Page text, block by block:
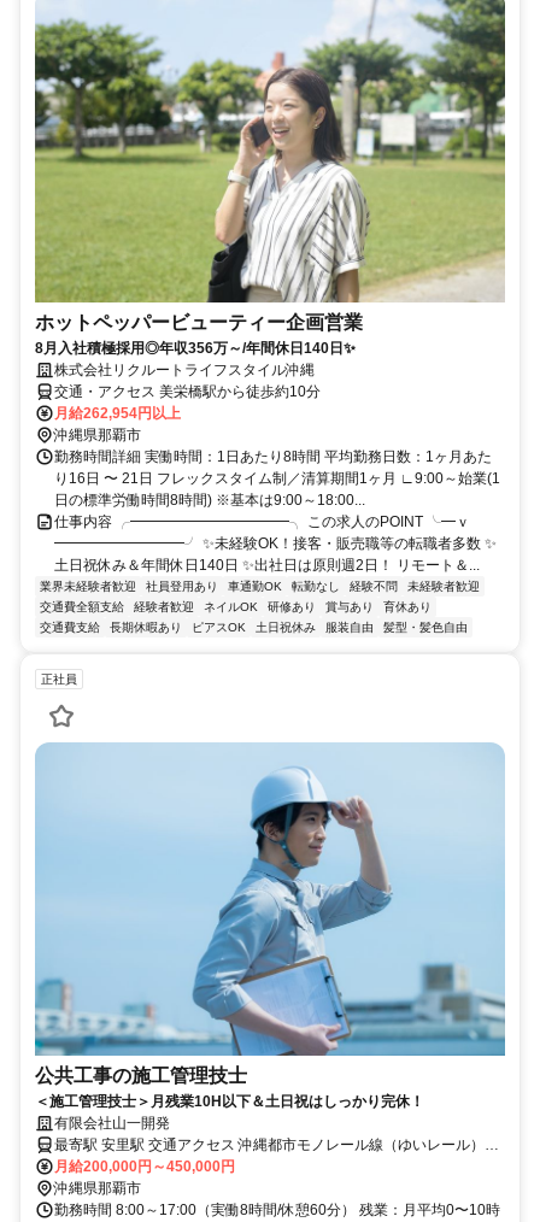
ホットペッパービューティー企画営業
8月入社積極採用◎年収356万～/年間休日140日✨
株式会社リクルートライフスタイル沖縄
交通・アクセス 美栄橋駅から徒歩約10分
月給262,954円以上
沖縄県那覇市
勤務時間詳細 実働時間：1日あたり8時間 平均勤務日数：1ヶ月あた
り16日 〜 21日 フレックスタイム制／清算期間1ヶ月 ∟9:00～始業(1
日の標準労働時間8時間) ※基本は9:00～18:00...
仕事内容 ╭━━━━━━━━━━━╮ この求人のPOINT ╰━ｖ
━━━━━━━━━╯ ✨未経験OK！接客・販売職等の転職者多数 ✨
土日祝休み＆年間休日140日 ✨出社日は原則週2日！ リモート＆...
業界未経験者歓迎 社員登用あり 車通勤OK 転勤なし 経験不問
未経験者歓迎
交通費全額支給
経験者歓迎 ネイルOK 研修あり 賞与あり
育休あり
交通費支給
長期休暇あり ピアスOK 土日祝休み 服装自由 髪型・髪色自由
正社員
公共工事の施工管理技士
＜施工管理技士＞月残業10H以下＆土日祝はしっかり完休！
有限会社山一開発
最寄駅 安里駅 交通アクセス 沖縄都市モノレール線（ゆいレール）
「安里駅」から徒歩20分 ※基本は置き場（ヤード）へ集合して各現
場へ移動 もしくは、現場へ直行直帰
月給200,000円～450,000円
沖縄県那覇市
勤務時間 8:00～17:00（実働8時間/休憩60分） 残業：月平均0〜10時